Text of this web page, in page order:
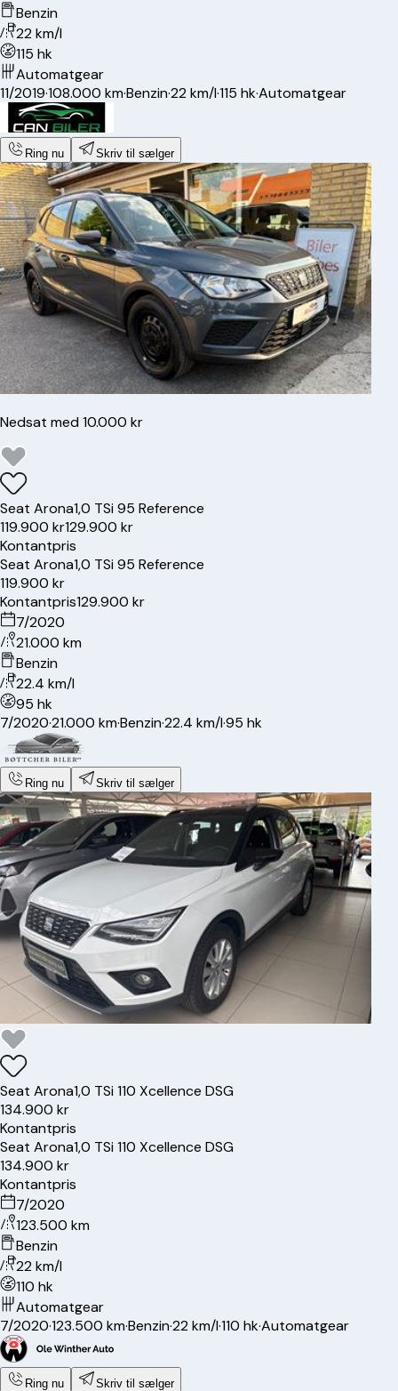
Benzin
22 km/l
115 hk
Automatgear
11/2019·108.000 km·Benzin·22 km/l·115 hk·Automatgear
Ring nu Skriv til sælger
Nedsat med 10.000 kr
Seat Arona1,0 TSi 95 Reference
119.900 kr129.900 kr
Kontantpris
Seat Arona1,0 TSi 95 Reference
119.900 kr
Kontantpris129.900 kr
7/2020
21.000 km
Benzin
22.4 km/l
95 hk
7/2020·21.000 km·Benzin·22.4 km/l·95 hk
Ring nu Skriv til sælger
Seat Arona1,0 TSi 110 Xcellence DSG
134.900 kr
Kontantpris
Seat Arona1,0 TSi 110 Xcellence DSG
134.900 kr
Kontantpris
7/2020
123.500 km
Benzin
22 km/l
110 hk
Automatgear
7/2020·123.500 km·Benzin·22 km/l·110 hk·Automatgear
Ring nu Skriv til sælger